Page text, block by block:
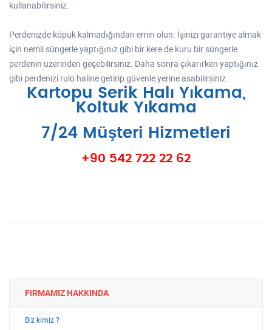
kullanabilirsiniz.
Perdenizde köpük kalmadığından emin olun. İşinizi garantiye almak
için nemli süngerle yaptığınız gibi bir kere de kuru bir süngerle
perdenin üzerinden geçebilirsiniz. Daha sonra çıkarırken yaptığınız
gibi perdenizi rulo haline getirip güvenle yerine asabilirsiniz.
Kartopu Serik Halı Yıkama,
Koltuk Yıkama
7/24 Müşteri Hizmetleri
+90 542 722 22 62
FIRMAMIZ HAKKINDA
Biz kimiz ?